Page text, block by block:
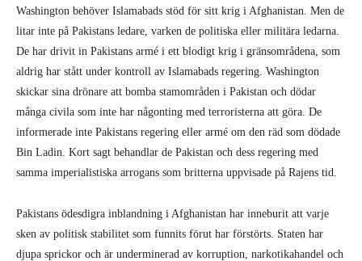
Washington behöver Islamabads stöd för sitt krig i Afghanistan. Men de
litar inte på Pakistans ledare, varken de politiska eller militära ledarna.
De har drivit in Pakistans armé i ett blodigt krig i gränsområdena, som
aldrig har stått under kontroll av Islamabads regering. Washington
skickar sina drönare att bomba stamområden i Pakistan och dödar
många civila som inte har någonting med terroristerna att göra. De
informerade inte Pakistans regering eller armé om den räd som dödade
Bin Ladin. Kort sagt behandlar de Pakistan och dess regering med
samma imperialistiska arrogans som britterna uppvisade på Rajens tid.
Pakistans ödesdigra inblandning i Afghanistan har inneburit att varje
sken av politisk stabilitet som funnits förut har förstörts. Staten har
djupa sprickor och är underminerad av korruption, narkotikahandel och